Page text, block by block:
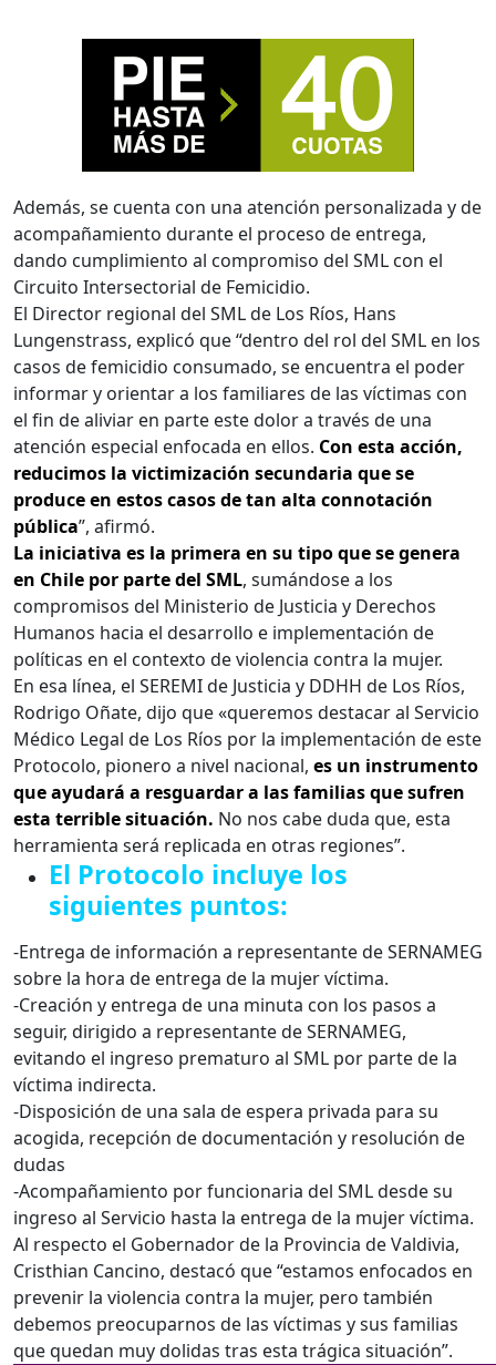
Además, se cuenta con una atención personalizada y de
acompañamiento durante el proceso de entrega,
dando cumplimiento al compromiso del SML con el
Circuito Intersectorial de Femicidio.
El Director regional del SML de Los Ríos, Hans
Lungenstrass, explicó que “dentro del rol del SML en los
casos de femicidio consumado, se encuentra el poder
informar y orientar a los familiares de las víctimas con
el fin de aliviar en parte este dolor a través de una
atención especial enfocada en ellos. Con esta acción,
reducimos la victimización secundaria que se
produce en estos casos de tan alta connotación
pública”, afirmó.
La iniciativa es la primera en su tipo que se genera
en Chile por parte del SML, sumándose a los
compromisos del Ministerio de Justicia y Derechos
Humanos hacia el desarrollo e implementación de
políticas en el contexto de violencia contra la mujer.
En esa línea, el SEREMI de Justicia y DDHH de Los Ríos,
Rodrigo Oñate, dijo que «queremos destacar al Servicio
Médico Legal de Los Ríos por la implementación de este
Protocolo, pionero a nivel nacional, es un instrumento
que ayudará a resguardar a las familias que sufren
esta terrible situación. No nos cabe duda que, esta
herramienta será replicada en otras regiones”.
El Protocolo incluye los
siguientes puntos:
-Entrega de información a representante de SERNAMEG
sobre la hora de entrega de la mujer víctima.
-Creación y entrega de una minuta con los pasos a
seguir, dirigido a representante de SERNAMEG,
evitando el ingreso prematuro al SML por parte de la
víctima indirecta.
-Disposición de una sala de espera privada para su
acogida, recepción de documentación y resolución de
dudas
-Acompañamiento por funcionaria del SML desde su
ingreso al Servicio hasta la entrega de la mujer víctima.
Al respecto el Gobernador de la Provincia de Valdivia,
Cristhian Cancino, destacó que “estamos enfocados en
prevenir la violencia contra la mujer, pero también
debemos preocuparnos de las víctimas y sus familias
que quedan muy dolidas tras esta trágica situación”.